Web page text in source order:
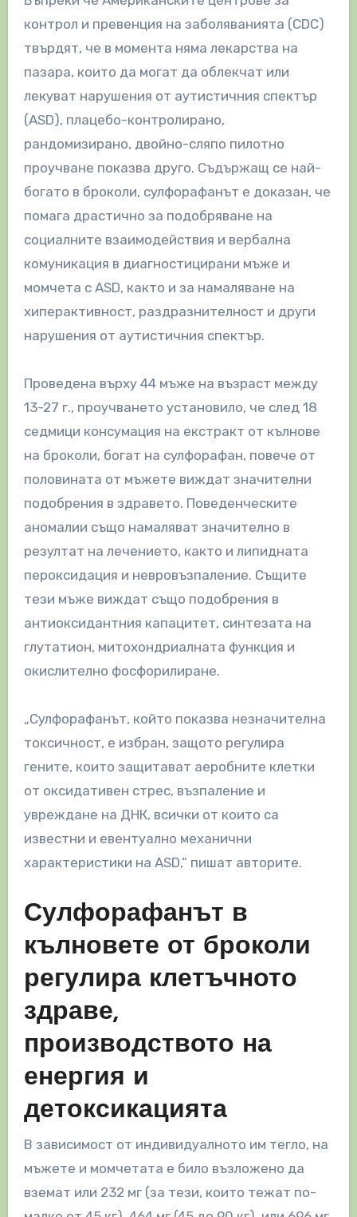
контрол и превенция на заболяванията (CDC)
твърдят, че в момента няма лекарства на
пазара, които да могат да облекчат или
лекуват нарушения от аутистичния спектър
(ASD), плацебо-контролирано,
рандомизирано, двойно-сляпо пилотно
проучване показва друго. Съдържащ се най-
богато в броколи, сулфорафанът е доказан, че
помага драстично за подобряване на
социалните взаимодействия и вербална
комуникация в диагностицирани мъже и
момчета с ASD, както и за намаляване на
хиперактивност, раздразнителност и други
нарушения от аутистичния спектър.
Проведена върху 44 мъже на възраст между
13-27 г., проучването установило, че след 18
седмици консумация на екстракт от кълнове
на броколи, богат на сулфорафан, повече от
половината от мъжете виждат значителни
подобрения в здравето. Поведенческите
аномалии също намаляват значително в
резултат на лечението, както и липидната
пероксидация и невровъзпаление. Същите
тези мъже виждат също подобрения в
антиоксидантния капацитет, синтезата на
глутатион, митохондриалната функция и
окислително фосфорилиране.
„Сулфорафанът, който показва незначителна
токсичност, е избран, защото регулира
гените, които защитават аеробните клетки
от оксидативен стрес, възпаление и
увреждане на ДНК, всички от които са
известни и евентуално механични
характеристики на ASD,“ пишат авторите.
Сулфорафанът в
кълновете от броколи
регулира клетъчното
здраве,
производството на
енергия и
детоксикацията
В зависимост от индивидуалното им тегло, на
мъжете и момчетата е било възложено да
вземат или 232 мг (за тези, които тежат по-